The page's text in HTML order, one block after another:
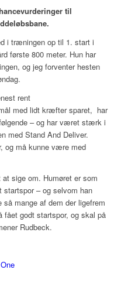
til
i træningen op til 1. start i
første 800 meter. Hun har
og jeg forventer hesten
rent
med lidt kræfter sparet, har
– og har været stærk i
med Stand And Deliver.
og må kunne være med
sige om. Humøret er som
startspor – og selvom han
mange af dem der ligefrem
fået godt startspor, og skal på
Rudbeck.